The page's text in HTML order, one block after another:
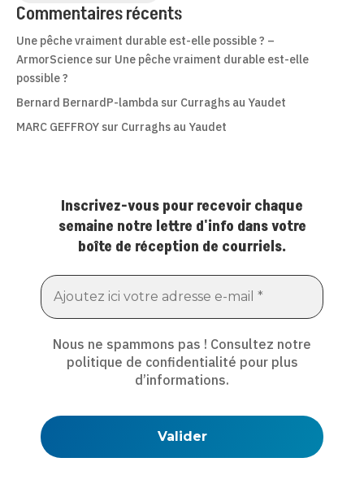
Commentaires récents
Une pêche vraiment durable est-elle possible ? –
ArmorScience sur Une pêche vraiment durable est-elle
possible ?
Bernard BernardP-lambda sur Curraghs au Yaudet
MARC GEFFROY sur Curraghs au Yaudet
Inscrivez-vous pour recevoir chaque
semaine notre lettre d'info dans votre
boîte de réception de courriels.
Nous ne spammons pas ! Consultez notre
politique de confidentialité pour plus
d’informations.